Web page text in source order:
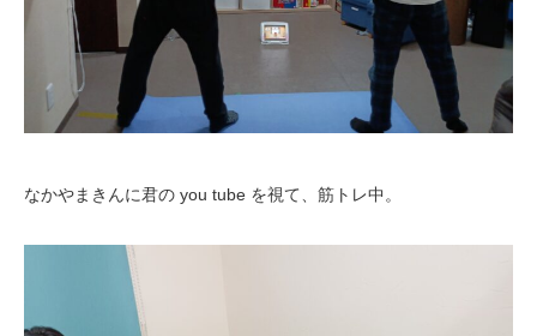
なかやまきんに君の you tube を視て、筋トレ中。